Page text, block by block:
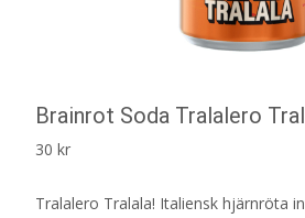
Brainrot Soda Tralalero
30 kr
Tralalero Tralala! Italiensk hjärnröta